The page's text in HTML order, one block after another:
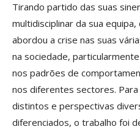
Tirando partido das suas
multidisciplinar da sua
abordou a crise nas suas
na sociedade,
nos padrões de
nos diferentes sectores.
distintos e perspectivas
diferenciados, o trabalho foi